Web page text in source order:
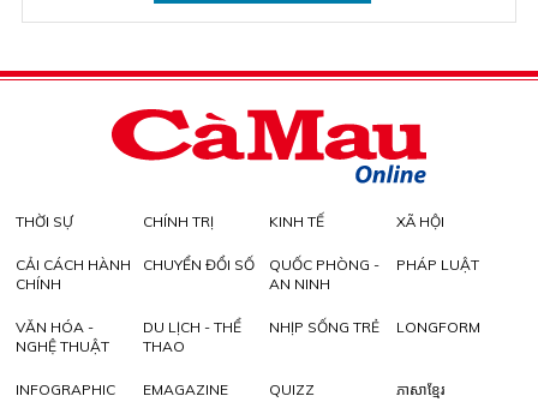
THỜI SỰ CHÍNH TRỊ KINH TẾ XÃ HỘI
CẢI CÁCH HÀNH
CHÍNH
CHUYỂN ĐỔI SỐ
QUỐC PHÒNG -
AN NINH
PHÁP LUẬT
VĂN HÓA -
NGHỆ THUẬT
DU LỊCH - THỂ
THAO
NHỊP SỐNG TRẺ LONGFORM
INFOGRAPHIC EMAGAZINE QUIZZ ភាសាខ្មែរ